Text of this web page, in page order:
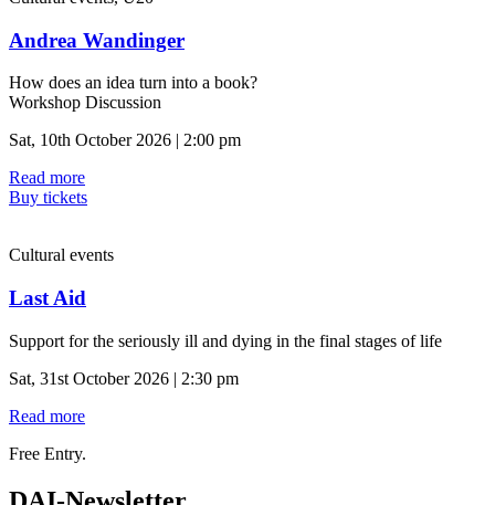
Andrea Wandinger
How does an idea turn into a book?
Workshop Discussion
Sat, 10th October 2026 | 2:00 pm
Read more
Buy tickets
Cultural events
Last Aid
Support for the seriously ill and dying in the final stages of life
Sat, 31st October 2026 | 2:30 pm
Read more
Free Entry.